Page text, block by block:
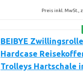
Preis inkl. MwSt.,
BEIBYE
Hardcase
Trolleys Hartschale